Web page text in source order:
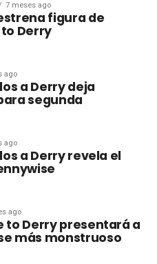
7 meses ago
figura de
Derry
ago
a Derry deja
segunda
ago
a Derry revela el
ago
to Derry presentará a
más monstruoso